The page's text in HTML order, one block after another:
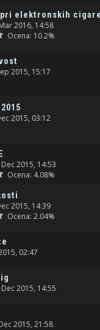
elektronskih
2016, 14:58
Ocena: 10.2%
2015, 15:17
2015, 03:12
2015, 14:53
Ocena: 4.08%
2015, 14:39
Ocena: 2.04%
02:47
2015, 14:55
2015, 21:58